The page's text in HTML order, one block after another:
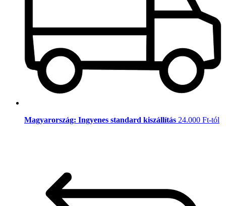
Magyarország: Ingyenes standard kiszállítás 24.000 Ft-tól